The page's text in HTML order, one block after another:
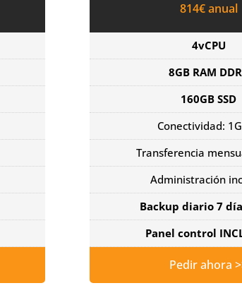
814€ anual
4vCPU
8GB RAM
160GB SSD
Conectividad:
Transferencia
Administración
Backup diario 7
Panel control
Pedir ahora